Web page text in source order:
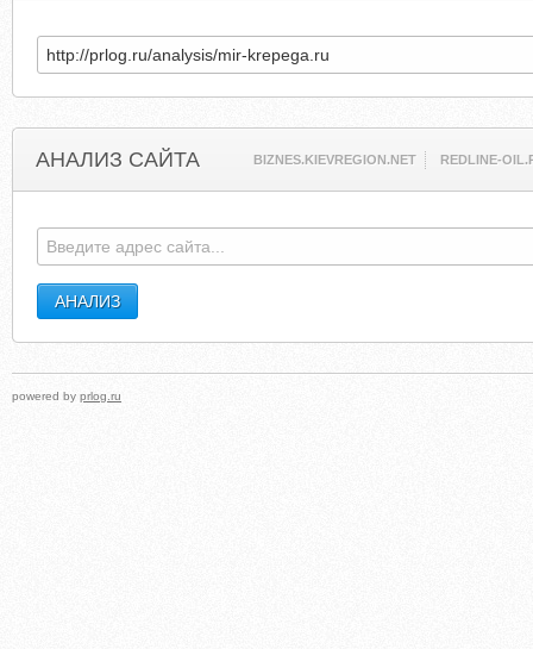
АНАЛИЗ САЙТА BIZNES.KIEVREGION.NET REDLINE-
powered by prlog.ru